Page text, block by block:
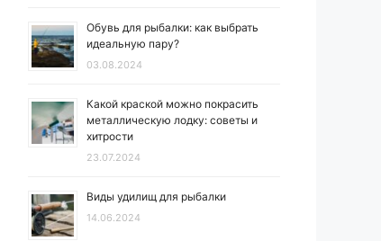
Обувь для рыбалки: как выбрать
идеальную пару?
03.08.2024
Какой краской можно покрасить
металлическую лодку: советы и
хитрости
23.07.2024
Виды удилищ для рыбалки
14.06.2024